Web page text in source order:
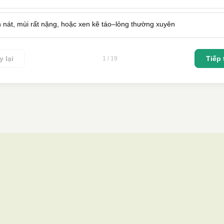
nát, mùi rất nặng, hoặc xen kẽ táo–lỏng thường xuyên
lại 1 / 19 Tiếp